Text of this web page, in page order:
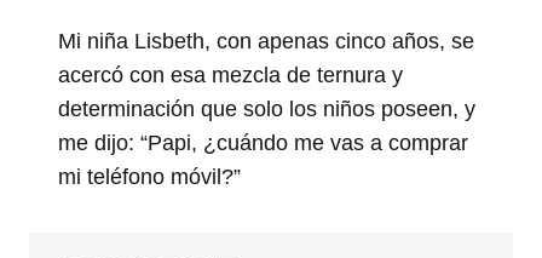
Mi niña Lisbeth, con apenas cinco años, se
acercó con esa mezcla de ternura y
determinación que solo los niños poseen, y
me dijo: “Papi, ¿cuándo me vas a comprar
mi teléfono móvil?”